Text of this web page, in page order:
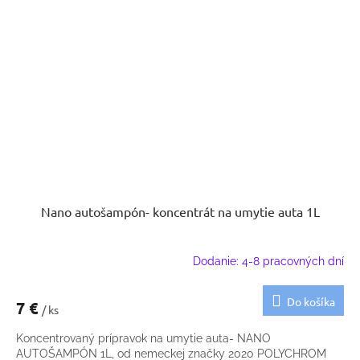
Nano autošampón- koncentrát na umytie auta 1L
Dodanie: 4-8 pracovných dní
7 € / ks
Do košíka
Koncentrovaný prípravok na umytie auta- NANO
AUTOŠAMPÓN 1L, od nemeckej značky 2020 POLYCHROM